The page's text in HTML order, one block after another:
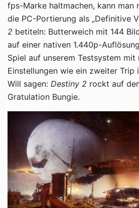
fps-Marke haltmachen, kann man
die PC-Portierung als „Definitive
2 betiteln: Butterweich mit 144
auf einer nativen 1.440p-
Spiel auf unserem Testsystem
Einstellungen wie ein zweiter Trip
Will sagen: Destiny 2 rockt auf
Gratulation Bungie.